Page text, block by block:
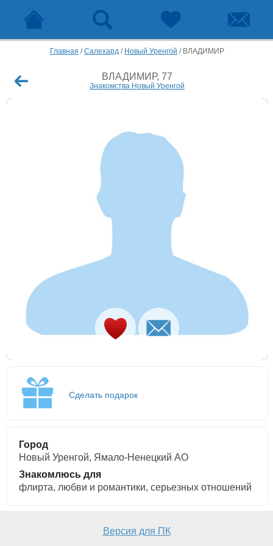
Главная /Салехард / Новый Уренгой / ВЛАДИМИР
ВЛАДИМИР, 77
Знакомства Новый Уренгой
Сделать подарок
Город
Новый Уренгой, Ямало-Ненецкий АО
Знакомлюсь для
флирта, любви и романтики, cерьезных отношений
Версия для ПК